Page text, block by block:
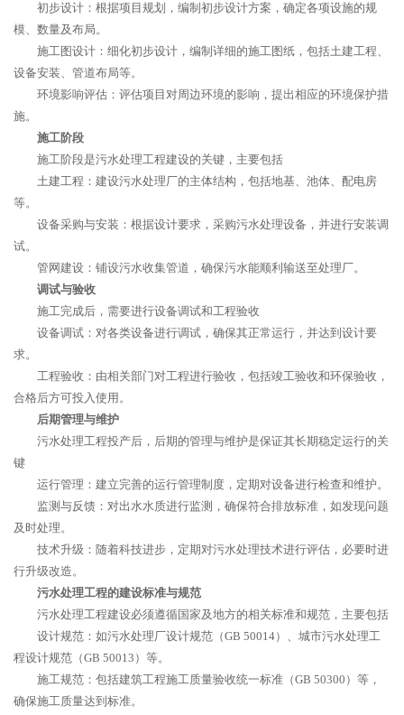
初步设计：根据项目规划，编制初步设计方案，确定各项设施的规
模、数量及布局。
施工图设计：细化初步设计，编制详细的施工图纸，包括土建工程、
设备安装、管道布局等。
环境影响评估：评估项目对周边环境的影响，提出相应的环境保护措
施。
施工阶段
施工阶段是污水处理工程建设的关键，主要包括
土建工程：建设污水处理厂的主体结构，包括地基、池体、配电房
等。
设备采购与安装：根据设计要求，采购污水处理设备，并进行安装调
试。
管网建设：铺设污水收集管道，确保污水能顺利输送至处理厂。
调试与验收
施工完成后，需要进行设备调试和工程验收
设备调试：对各类设备进行调试，确保其正常运行，并达到设计要
求。
工程验收：由相关部门对工程进行验收，包括竣工验收和环保验收，
合格后方可投入使用。
后期管理与维护
污水处理工程投产后，后期的管理与维护是保证其长期稳定运行的关
键
运行管理：建立完善的运行管理制度，定期对设备进行检查和维护。
监测与反馈：对出水水质进行监测，确保符合排放标准，如发现问题
及时处理。
技术升级：随着科技进步，定期对污水处理技术进行评估，必要时进
行升级改造。
污水处理工程的建设标准与规范
污水处理工程建设必须遵循国家及地方的相关标准和规范，主要包括
设计规范：如污水处理厂设计规范（GB 50014）、城市污水处理工
程设计规范（GB 50013）等。
施工规范：包括建筑工程施工质量验收统一标准（GB 50300）等，
确保施工质量达到标准。